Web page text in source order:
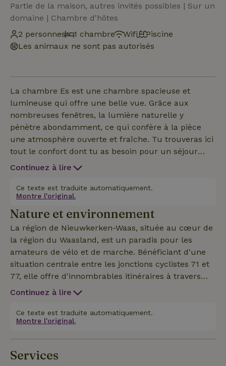
Partie de la maison, autres invités possibles | Sur un
domaine | Chambre d'hôtes
2 personnes
1 chambre Wifi
Piscine
Les animaux ne sont pas autorisés
La chambre Es est une chambre spacieuse et
lumineuse qui offre une belle vue. Grâce aux
nombreuses fenêtres, la lumière naturelle y
pénètre abondamment, ce qui confère à la pièce
une atmosphère ouverte et fraîche. Tu trouveras ici
tout le confort dont tu as besoin pour un séjour
relaxant. C'est l'endroit idéal pour se détendre
et de la vue imprenable.
Continuez à lire
Ce texte est traduite automatiquement.
Montre l'original.
Nature et environnement
La région de Nieuwkerken-Waas, située au cœur de
la région du Waasland, est un paradis pour les
amateurs de vélo et de marche. Bénéficiant d'une
situation centrale entre les jonctions cyclistes 71 et
77, elle offre d'innombrables itinéraires à travers
des paysages verdoyants, des villages pittoresques
réserve naturelle De Stropers, un no man's land
unique entre la Belgique et les Pays-Bas, ou du
Kreek serein de Kieldrecht. À Meerdonk, tu te
promènes le long des polders et des digues. Anvers
et Gand sont même accessibles à vélo sur de belles
Continuez à lire
Ce texte est traduite automatiquement.
Montre l'original.
Services